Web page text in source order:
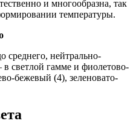
и многообразна, так
температуры.
среднего, нейтрально-
светлой гамме и фиолетово-
бежевый (4), зеленовато-